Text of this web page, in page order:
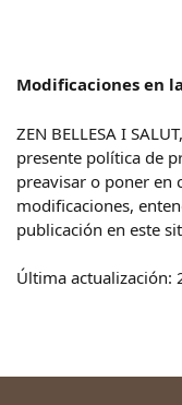
Modificaciones en
ZEN BELLESA I
presente política de
preavisar o poner en
modificaciones,
publicación en este
Última actualización: